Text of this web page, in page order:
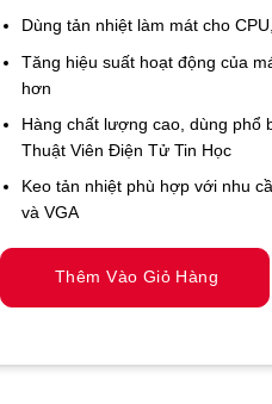
Dùng tản nhiệt làm mát cho
Tăng hiệu suất hoạt động của
hơn
Hàng chất lượng cao, dùng phổ
Thuật Viên Điện Tử Tin Học
Keo tản nhiệt phù hợp với nhu
và VGA
Thêm Vào Giỏ Hàng